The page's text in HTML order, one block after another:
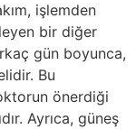
işlemden
bir diğer
gün boyunca,
Bu
önerdiği
Ayrıca, güneş